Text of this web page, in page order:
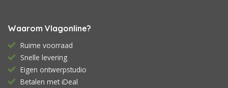
Waarom Vlagonline?
Ruime voorraad
Snelle levering
Eigen ontwerpstudio
Betalen met iDeal